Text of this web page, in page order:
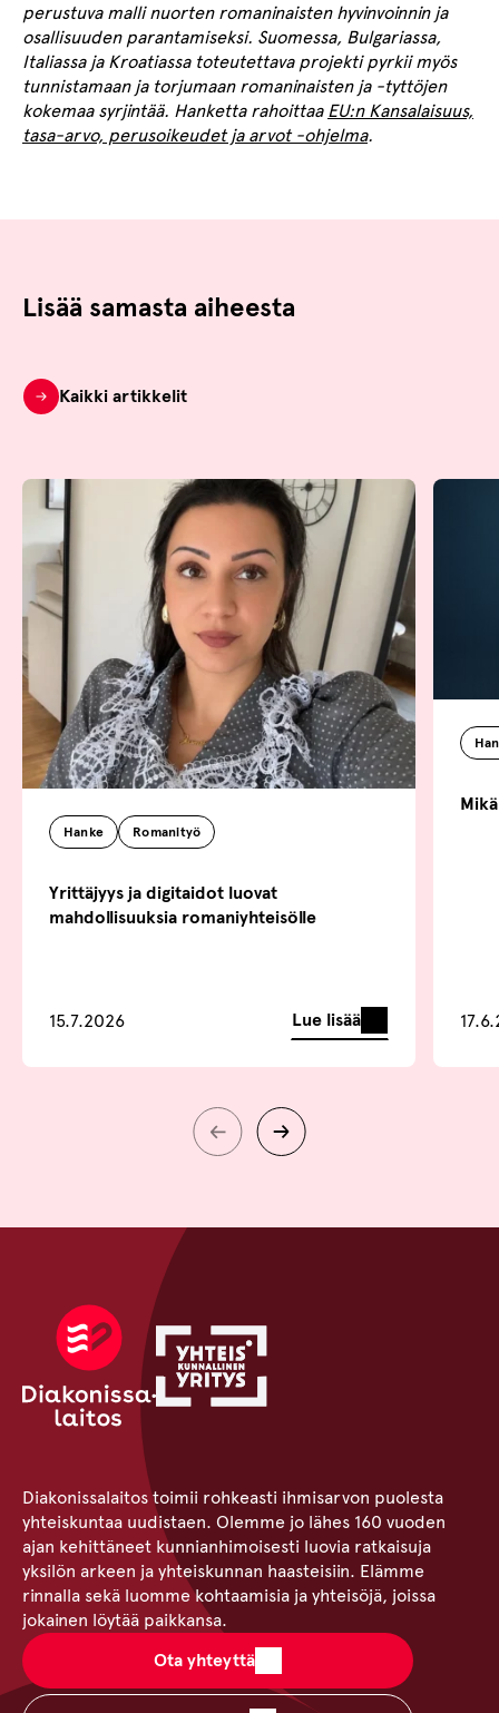
perustuva malli nuorten romaninaisten hyvinvoinnin ja
osallisuuden parantamiseksi. Suomessa, Bulgariassa,
Italiassa ja Kroatiassa toteutettava projekti pyrkii myös
tunnistamaan ja torjumaan romaninaisten ja -tyttöjen
kokemaa syrjintää. Hanketta rahoittaa EU:n Kansalaisuus,
tasa-arvo, perusoikeudet ja arvot -ohjelma.
Lisää samasta aiheesta
Kaikki artikkelit
Hanke Romanityö
Yrittäjyys ja digitaidot luovat
mahdollisuuksia romaniyhteisölle
15.7.2026 Lue lisää
Diakonissalaitos toimii rohkeasti ihmisarvon puolesta
yhteiskuntaa uudistaen. Olemme jo lähes 160 vuoden
ajan kehittäneet kunnianhimoisesti luovia ratkaisuja
yksilön arkeen ja yhteiskunnan haasteisiin. Elämme
rinnalla sekä luomme kohtaamisia ja yhteisöjä, joissa
jokainen löytää paikkansa.
Ota yhteyttä